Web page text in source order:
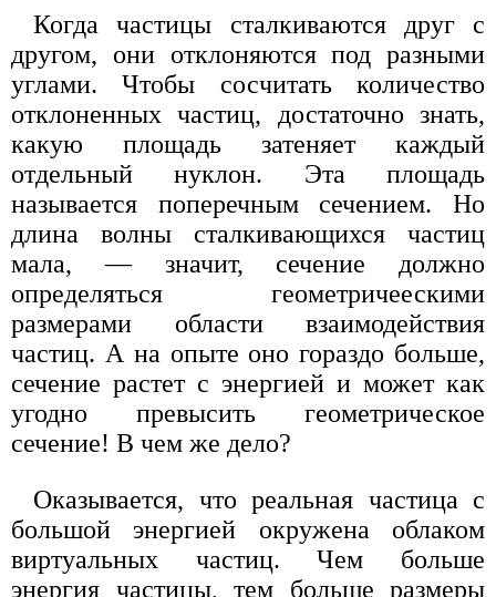
Когда частицы сталкиваются друг с
другом, они отклоняются под разными
углами. Чтобы сосчитать количество
отклоненных частиц, достаточно знать,
какую площадь затеняет каждый
отдельный нуклон. Эта площадь
называется поперечным сечением. Но
длина волны сталкивающихся частиц
мала, — значит, сечение должно
определяться геометричеескими
размерами области взаимодействия
частиц. А на опыте оно гораздо больше,
сечение растет с энергией и может как
угодно превысить геометрическое
сечение! В чем же дело?
Оказывается, что реальная частица с
большой энергией окружена облаком
виртуальных частиц. Чем больше
энергия частицы, тем больше размеры